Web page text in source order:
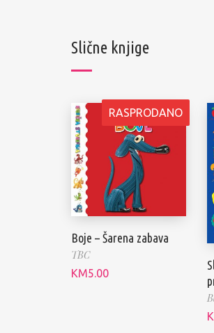
Slične knjige
RASPRODANO
Boje – Šarena zabava
TBC
KM5.00